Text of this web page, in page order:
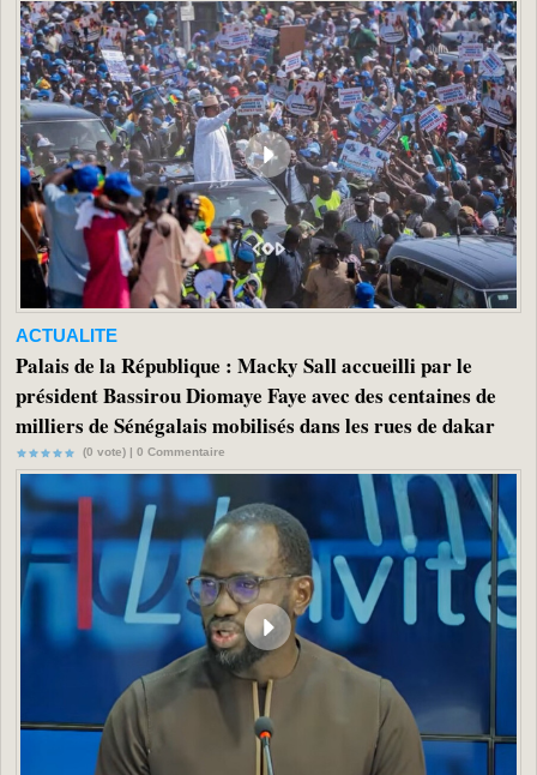
ACTUALITE
Palais de la République : Macky Sall accueilli par le
président Bassirou Diomaye Faye avec des centaines de
milliers de Sénégalais mobilisés dans les rues de dakar
(0 vote) | 0 Commentaire